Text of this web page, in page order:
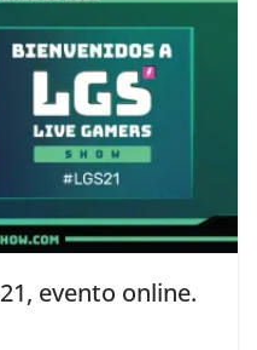
evento online.